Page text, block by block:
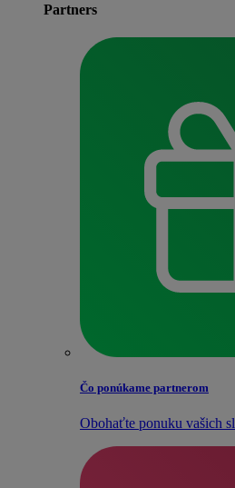
Partners
Čo ponúkame partnerom
Obohaťte ponuku vašich